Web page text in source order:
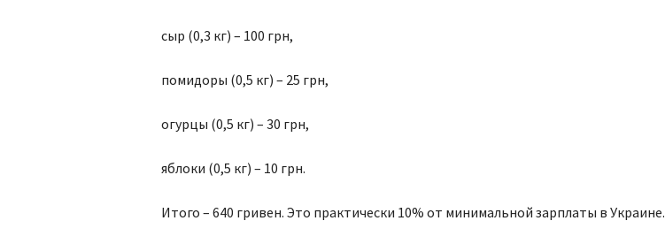
сыр (0,3 кг) – 100 грн,
помидоры (0,5 кг) – 25 грн,
огурцы (0,5 кг) – 30 грн,
яблоки (0,5 кг) – 10 грн.
Итого – 640 гривен. Это практически 10% от минимальной зарплаты в Украине.